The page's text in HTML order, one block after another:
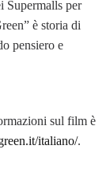
Supermalls per
è storia di
pensiero e
sul film è
italiano/.